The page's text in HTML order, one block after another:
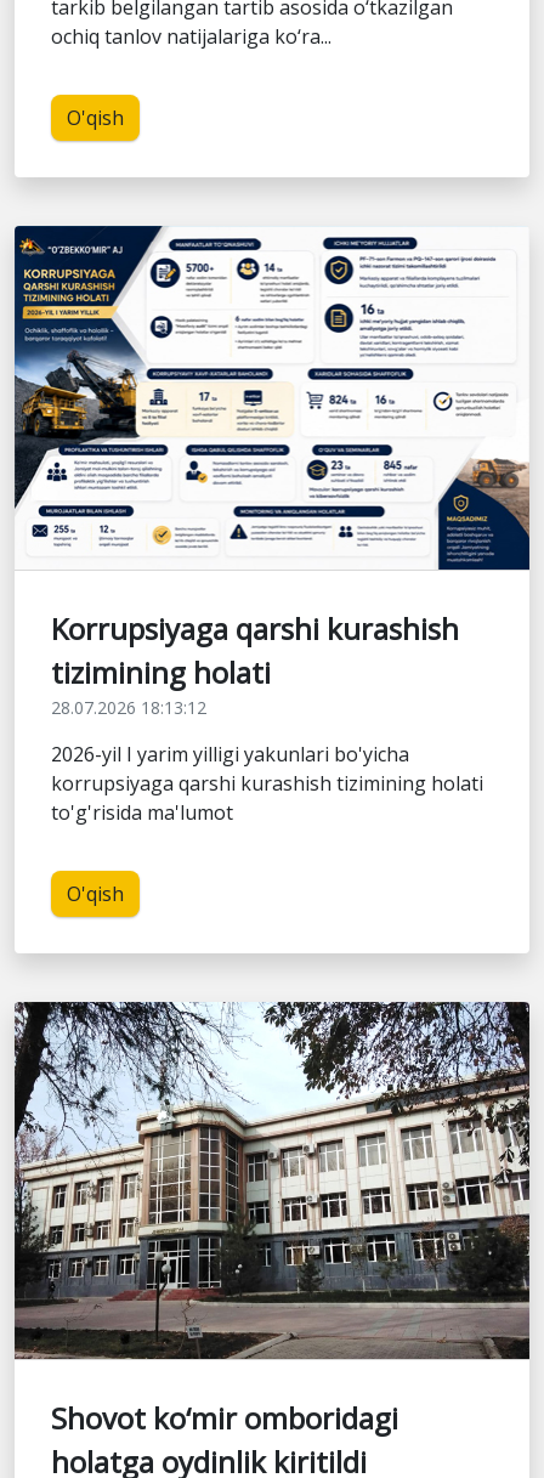
tarkib belgilangan tartib asosida o‘tkazilgan
ochiq tanlov natijalariga ko‘ra...
O'qish
Korrupsiyaga qarshi kurashish
tizimining holati
28.07.2026 18:13:12
2026-yil I yarim yilligi yakunlari bo'yicha
korrupsiyaga qarshi kurashish tizimining holati
to'g'risida ma'lumot
O'qish
Shovot ko‘mir omboridagi
holatga oydinlik kiritildi